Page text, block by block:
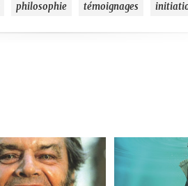
philosophie témoignages